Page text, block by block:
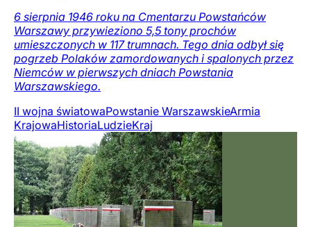
6 sierpnia 1946 roku na Cmentarzu Powstańców
Warszawy przywieziono 5,5 tony prochów
umieszczonych w 117 trumnach. Tego dnia odbył się
pogrzeb Polaków zamordowanych i spalonych przez
Niemców w pierwszych dniach Powstania
Warszawskiego.
II wojna światowaPowstanie WarszawskieArmia
KrajowaHistoriaLudzieKraj